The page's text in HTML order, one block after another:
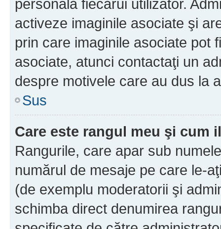
personală fiecărui utilizator.
activeze imaginile asociate şi
prin care imaginile asociate pot
asociate, atunci contactaţi un
despre motivele care au dus la
Sus
Care este rangul meu şi cum
Rangurile, care apar sub
numărul de mesaje pe care le-
(de exemplu moderatorii şi
schimba direct denumirea